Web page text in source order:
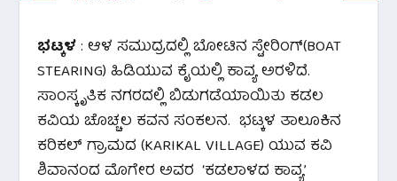
ಭಟ್ಕಳ: ಆಳ ಸಮುದ್ರದಲ್ಲಿ ಬೋಟಿನ ಸ್ಟೇರಿಂಗ್(BOAT
STEARING) ಹಿಡಿಯುವ ಕೈಯಲ್ಲಿ ಕಾವ್ಯ ಅರಳಿದೆ.
ಸಾಂಸ್ಕೃತಿಕ ನಗರದಲ್ಲಿ ಬಿಡುಗಡೆಯಾಯಿತು ಕಡಲ
ಕವಿಯ ಚೊಚ್ಚಲ ಕವನ ಸಂಕಲನ. ಭಟ್ಕಳ ತಾಲೂಕಿನ‌
ಕರಿಕಲ್ ಗ್ರಾಮದ (KARIKAL VILLAGE) ಯುವ ಕವಿ
ಶಿವಾನಂದ‌ ಮೊಗೇರ ಅವರ ‘ಕಡಲಾಳದ ಕಾವ್ಯ’